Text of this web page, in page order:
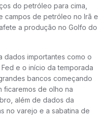
do petróleo para cima,
campos de petróleo no Irã e
a produção no Golfo do
dados importantes como o
e o início da temporada
bancos começando
ficaremos de olho na
além de dados da
no varejo e a sabatina de